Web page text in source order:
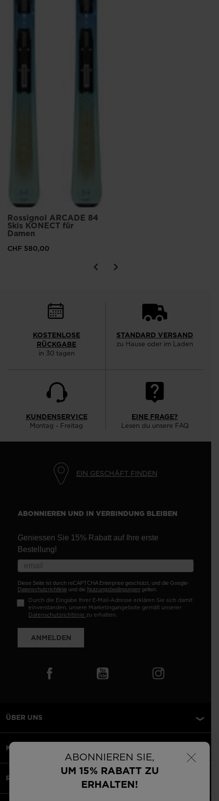
×
ABONNIEREN SIE,
UM 15% RABATT ZU
ERHALTEN!
Rossignol ARCADE 84
Skis KONECT für
Damen
CHF 580,00
KOSTENLOSE
RÜCKGABE
in 30 tagen
STANDARD VERSAND
zu Hause oder im Laden
KUNDENSERVICE
Montag - Freitag
EINE FRAGE?
Lesen du unsere FAQ
EIN GESCHÄFT FINDEN
ABONNIEREN UND IN VERBINDUNG BLEIBEN
Geniessen Sie 15% Rabatt auf Ihre erste
Bestellung!
Diese Seite ist durch reCAPTCHA Enterprise geschützt, und die Google-
Datenschutzrichtlinie und die Nutzungsbedingungen gelten.
Durch die Eingabe Ihrer E-Mail-Adresse erklären Sie sich damit
einverstanden, unsere Marketingangebote gemäß unserer
Datenschutzrichtlinie zu erhalten.
ANMELDEN
ÜBER UNS
KUNDENSERVICE
RECHTLICHES